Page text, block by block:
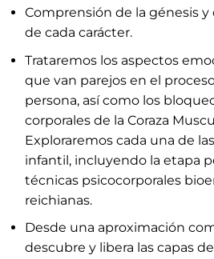
Comprensión de la génesis
de cada carácter.
Trataremos los aspectos
que van parejos en el
persona, así como los
corporales de la Coraza
Exploraremos cada una de
infantil, incluyendo la etapa
técnicas psicocorporales
reichianas.
Desde una aproximación
descubre y libera las capas